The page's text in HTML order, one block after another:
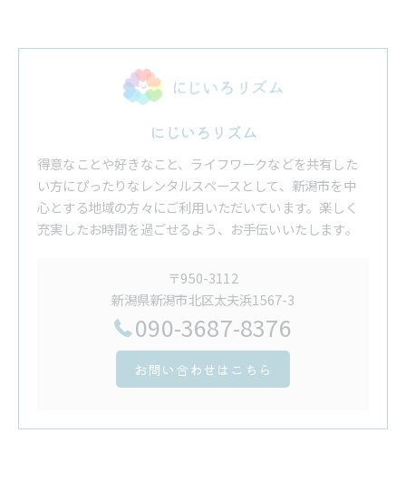
にじいろリズム
得意なことや好きなこと、ライフワークなどを共有した
い方にぴったりなレンタルスペースとして、新潟市を中
心とする地域の方々にご利用いただいています。楽しく
充実したお時間を過ごせるよう、お手伝いいたします。
〒950-3112
新潟県新潟市北区太夫浜1567-3
090-3687-8376
お問い合わせはこちら